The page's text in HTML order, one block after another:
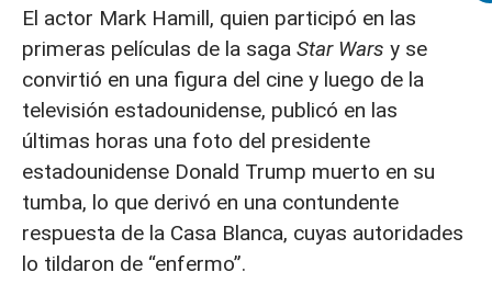
El actor Mark Hamill, quien participó en las
primeras películas de la saga Star Wars y se
convirtió en una figura del cine y luego de la
televisión estadounidense, publicó en las
últimas horas una foto del presidente
estadounidense Donald Trump muerto en su
tumba, lo que derivó en una contundente
respuesta de la Casa Blanca, cuyas autoridades
lo tildaron de “enfermo”.